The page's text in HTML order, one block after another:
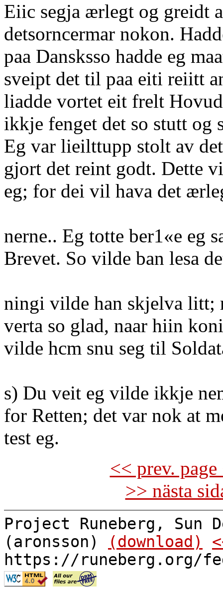
Eiic segja ærlegt og greidt
detsorncermar nokon.
paa Dansksso hadde eg
sveipt det til paa eiti reiitt
liadde vortet eit frelt
ikkje fenget det so stutt og
Eg var lieilttupp stolt av
gjort det reint godt. Dette
eg; for dei vil hava det
nerne.. Eg totte ber1«e eg
Brevet. So vilde ban lesa
ningi vilde han skjelva litt;
verta so glad, naar hiin
vilde hcm snu seg til
s) Du veit eg vilde ikkje
for Retten; det var nok at
test eg.
<< prev.
>> nästa
Project Runeberg, Sun
(aronsson)
(download)
https://runeberg.org/